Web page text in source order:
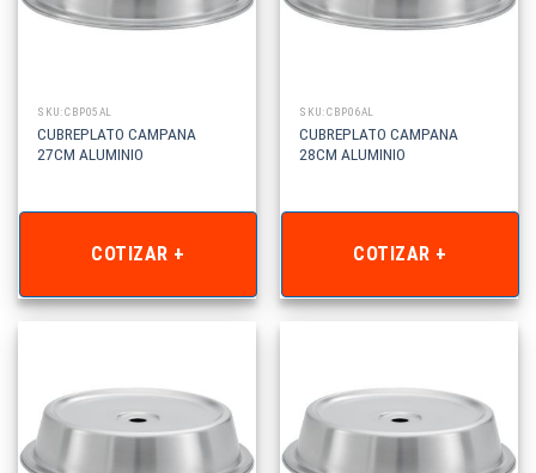
SKU: CBP05AL
CUBREPLATO CAMPANA
27CM ALUMINIO
COTIZAR +
SKU: CBP06AL
CUBREPLATO CAMPANA
28CM ALUMINIO
COTIZAR +